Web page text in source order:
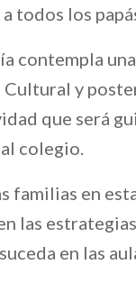
todos los
contempla
y
que será
colegio.
familias en
las
en las